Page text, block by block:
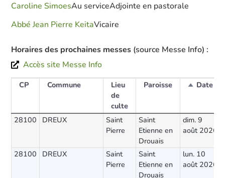
Caroline SimoesAu serviceAdjointe en pastorale
Abbé Jean Pierre KeitaVicaire
Horaires des prochaines messes (source Messe Info) :
Accès site Messe Info
CP Commune
Lieu
de
culte
Paroisse Date
28100 DREUX
Saint
Pierre
Saint
Etienne en
Drouais
dim. 9
août 2026
28100 DREUX
Saint
Pierre
Saint
Etienne en
Drouais
lun. 10
août 2026